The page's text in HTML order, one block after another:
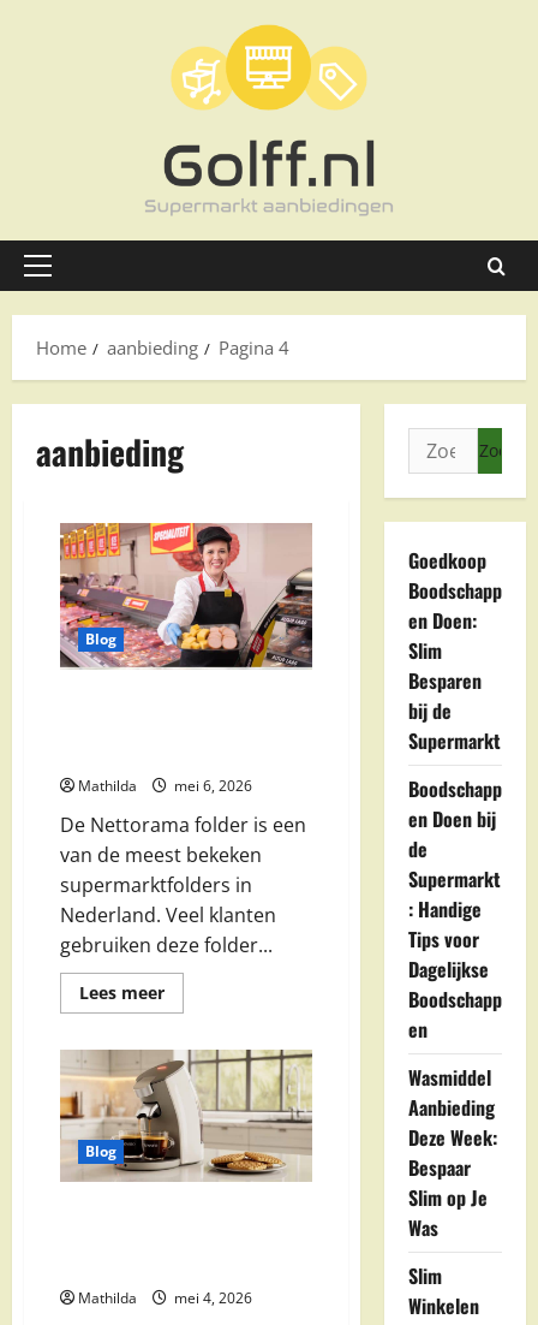
Primair
Home
aanbieding Pagina 4
aanbieding
Blog
Mathilda mei 6, 2026
De Nettorama folder is een
van de meest bekeken
supermarktfolders in
Nederland. Veel klanten
gebruiken deze folder...
Lees meerLees
meer
folder:
aanbiedingen,
acties
en
weekdeals
Blog
Mathilda mei 4, 2026
Zoeken
naar:
Goedkoop
Boodschapp
en Doen:
Slim
Besparen
bij de
Supermarkt
Boodschapp
en Doen bij
de
Supermarkt
: Handige
Tips voor
Dagelijkse
Boodschapp
en
Wasmiddel
Aanbieding
Deze Week:
Bespaar
Slim op Je
Was
Slim
Winkelen